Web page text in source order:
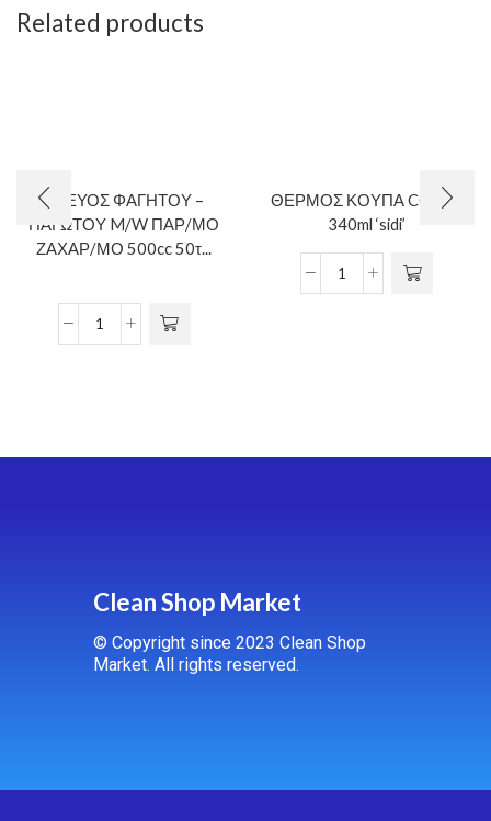
Related products
ΣΚΕΥΟΣ ΦΑΓΗΤΟΥ –
ΠΑΓΩΤΟΥ M/W ΠΑΡ/ΜΟ
ΖΑΧΑΡ/ΜΟ 500cc 50τ...
ΘΕΡΜΟΣ ΚΟΥΠΑ COLOR
340ml ‘sidi’
Clean Shop Market
© Copyright since 2023 Clean Shop
Market. All rights reserved.